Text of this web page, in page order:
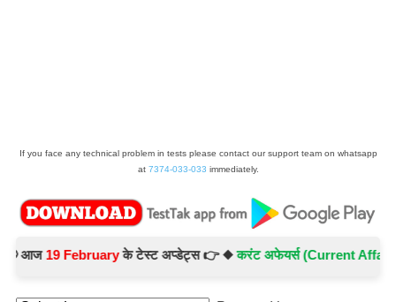
If you face any technical problem in tests please contact our support team on whatsapp
at 7374-033-033 immediately.
19 Februaryके टेस्ट अप्डेट्स 👉 ◆करंट अफेयर्स (Current Affairs) -